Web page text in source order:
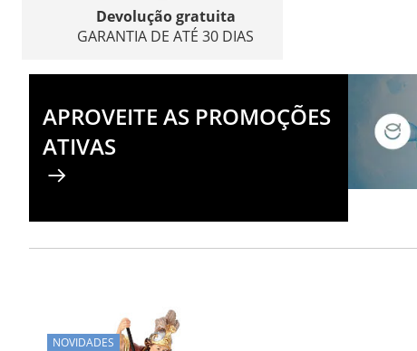
Devolução gratuita
GARANTIA DE ATÉ 30 DIAS
APROVEITE AS PROMOÇÕES
ATIVAS
NOVIDADES